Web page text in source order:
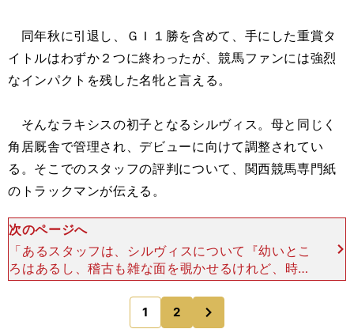
同年秋に引退し、ＧＩ１勝を含めて、手にした重賞タ
イトルはわずか２つに終わったが、競馬ファンには強烈
なインパクトを残した名牝と言える。
そんなラキシスの初子となるシルヴィス。母と同じく
角居厩舎で管理され、デビューに向けて調整されてい
る。そこでのスタッフの評判について、関西競馬専門紙
のトラックマンが伝える。
次のページへ
「あるスタッフは、シルヴィスについて『幼いとこ
ろはあるし、稽古も雑な面を覗かせるけれど、時計
はしっかり出ています』とコメント。実際、調教で
は水準以上のタイムを計測しています。別のスタッ
フも、『体に緩さ
1 2